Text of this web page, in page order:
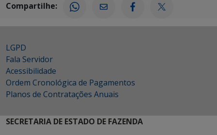
Compartilhe:
LGPD
Fala Servidor
Acessibilidade
Ordem Cronológica de Pagamentos
Planos de Contratações Anuais
SECRETARIA DE ESTADO DE FAZENDA